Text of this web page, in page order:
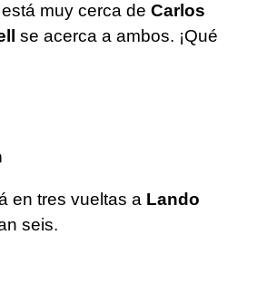
está muy cerca de Carlos
se acerca a ambos. ¡Qué
en tres vueltas a Lando
seis.